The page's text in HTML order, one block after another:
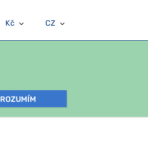
Kč CZ
ROZUMÍM